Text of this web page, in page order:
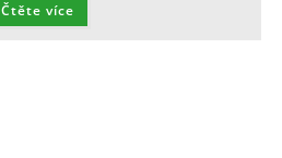
Čtěte více